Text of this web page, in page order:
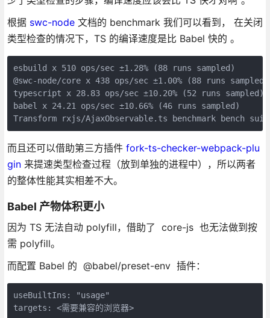
根据 swc-node文档的 benchmark 我们可以看到， 在关闭
类型检查的情况下，TS 的编译速度是比 Babel 快的 。
esbuild x 510 ops/sec ±1.28% (88 runs sampled)
@swc-node/core x 438 ops/sec ±1.00% (88 runs sampled)
typescript x 28.83 ops/sec ±10.20% (52 runs sampled)
babel x 24.21 ops/sec ±10.66% (46 runs sampled)
Transform rxjs/AjaxObservable.ts benchmark bench
而且还可以借助第三方插件 fork-ts-checker-webpack-plu
gin来提速类型检查过程（放到单独的进程中），所以两者
的整体性能其实相差不大。
Babel 产物体积更小
因为 TS 无法自动 polyfill，借助了 core-js 也无法做到按
需 polyfill。
而配置 Babel 的 @babel/preset-env 插件：
useBuiltIns: "usage"
targets: <需要兼容的浏览器>